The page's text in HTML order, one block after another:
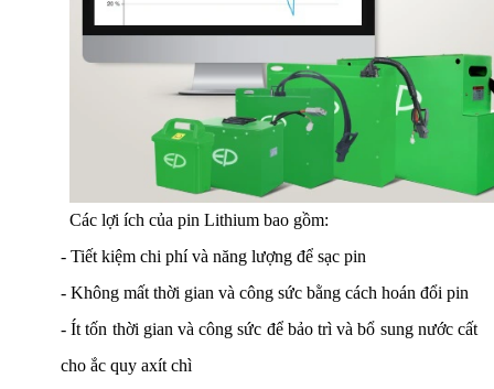
Các lợi ích của pin Lithium bao gồm:
- Tiết kiệm chi phí và năng lượng để sạc pin
- Không mất thời gian và công sức bằng cách hoán đổi pin
- Ít tốn thời gian và công sức để bảo trì và bổ sung nước cất
cho ắc quy axít chì